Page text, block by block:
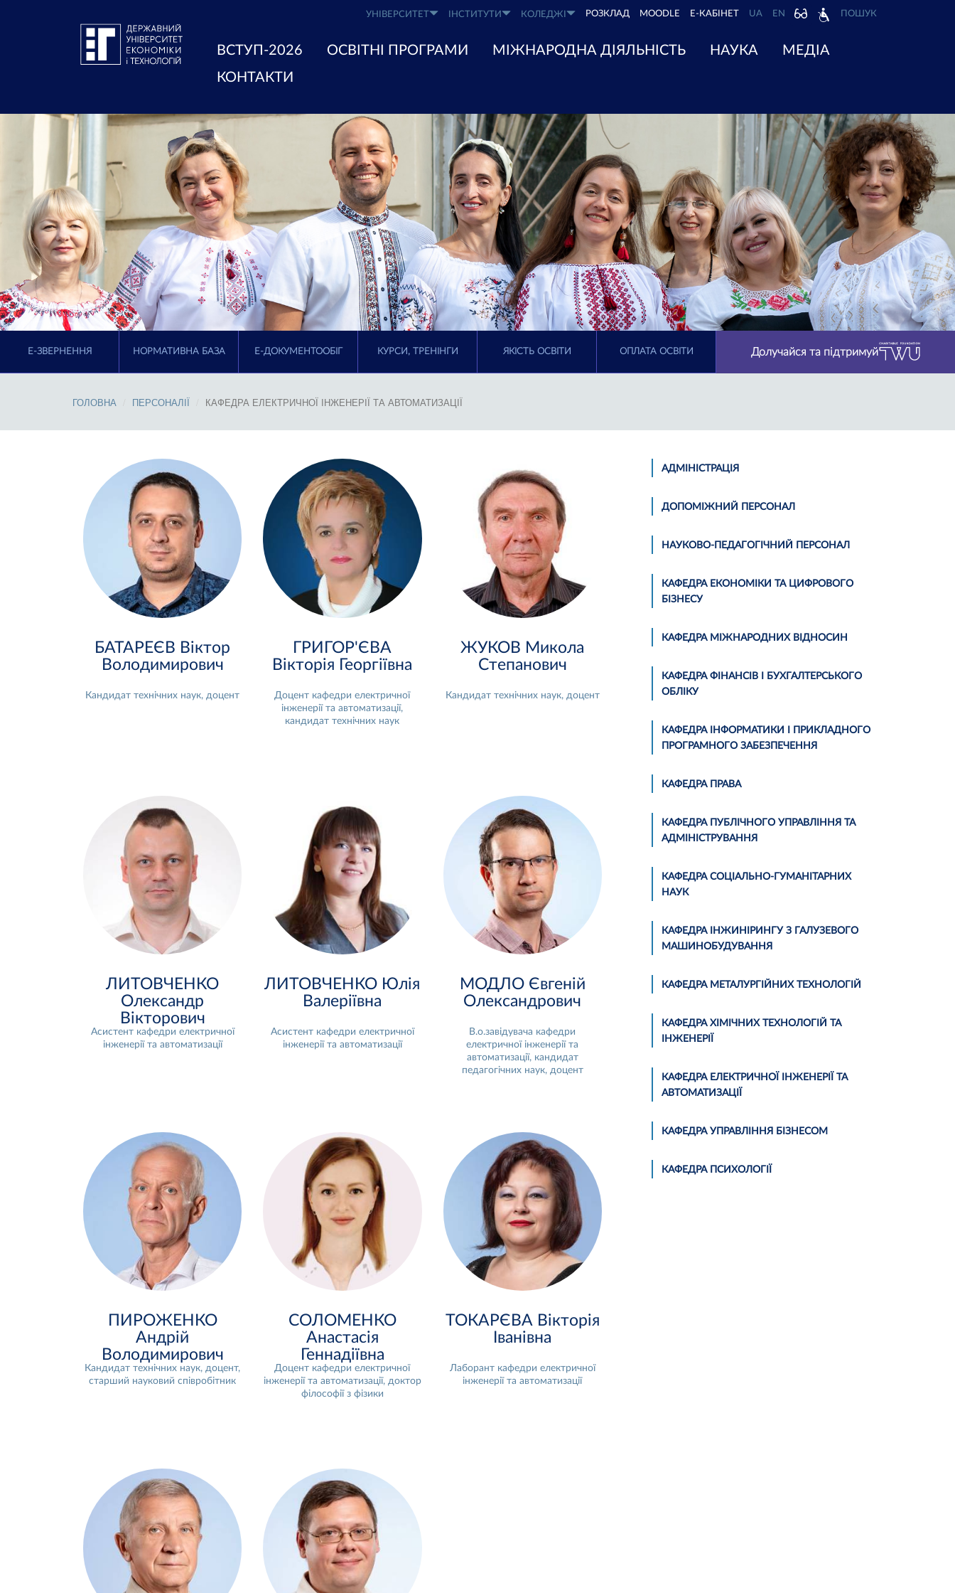
УНІВЕРСИТЕТ ІНСТИТУТИ КОЛЕДЖІ РОЗКЛАД MOODLE Е-КАБІНЕТ UA EN ПОШУК
ВСТУП-2026 ОСВІТНІ ПРОГРАМИ МІЖНАРОДНА ДІЯЛЬНІСТЬ НАУКА
МЕДІА
КОНТАКТИ
E-ЗВЕРНЕННЯ НОРМАТИВНА БАЗА Е-ДОКУМЕНТООБІГ КУРСИ, ТРЕНІНГИ ЯКІСТЬ ОСВІТИ ОПЛАТА ОСВІТИ Долучайся та підтримуй
ГОЛОВНА ПЕРСОНАЛІЇ КАФЕДРА ЕЛЕКТРИЧНОЇ ІНЖЕНЕРІЇ ТА АВТОМАТИЗАЦІЇ
БАТАРЕЄВ Віктор
Володимирович
Кандидат технічних наук, доцент
ГРИГОР'ЄВА
Вікторія Георгіївна
Доцент кафедри електричної
інженерії та автоматизації,
кандидат технічних наук
ЖУКОВ Микола
Степанович
Кандидат технічних наук, доцент
ЛИТОВЧЕНКО
Олександр
Вікторович
Асистент кафедри електричної
інженерії та автоматизації
ЛИТОВЧЕНКО Юлія
Валеріївна
Асистент кафедри електричної
інженерії та автоматизації
МОДЛО Євгеній
Олександрович
В.о.завідувача кафедри
електричної інженерії та
автоматизації, кандидат
педагогічних наук, доцент
ПИРОЖЕНКО
Андрій
Володимирович
Кандидат технічних наук, доцент,
старший науковий співробітник
СОЛОМЕНКО
Анастасія
Геннадіївна
Доцент кафедри електричної
інженерії та автоматизації, доктор
філософії з фізики
ТОКАРЄВА Вікторія
Іванівна
Лаборант кафедри електричної
інженерії та автоматизації
АДМІНІСТРАЦІЯ
ДОПОМІЖНИЙ ПЕРСОНАЛ
НАУКОВО-ПЕДАГОГІЧНИЙ ПЕРСОНАЛ
КАФЕДРА ЕКОНОМІКИ ТА ЦИФРОВОГО
БІЗНЕСУ
КАФЕДРА МІЖНАРОДНИХ ВІДНОСИН
КАФЕДРА ФІНАНСІВ І БУХГАЛТЕРСЬКОГО
ОБЛІКУ
КАФЕДРА ІНФОРМАТИКИ І ПРИКЛАДНОГО
ПРОГРАМНОГО ЗАБЕЗПЕЧЕННЯ
КАФЕДРА ПРАВА
КАФЕДРА ПУБЛІЧНОГО УПРАВЛІННЯ ТА
АДМІНІСТРУВАННЯ
КАФЕДРА СОЦІАЛЬНО-ГУМАНІТАРНИХ
НАУК
КАФЕДРА ІНЖИНІРИНГУ З ГАЛУЗЕВОГО
МАШИНОБУДУВАННЯ
КАФЕДРА МЕТАЛУРГІЙНИХ ТЕХНОЛОГІЙ
КАФЕДРА ХІМІЧНИХ ТЕХНОЛОГІЙ ТА
ІНЖЕНЕРІЇ
КАФЕДРА ЕЛЕКТРИЧНОЇ ІНЖЕНЕРІЇ ТА
АВТОМАТИЗАЦІЇ
КАФЕДРА УПРАВЛІННЯ БІЗНЕСОМ
КАФЕДРА ПСИХОЛОГІЇ